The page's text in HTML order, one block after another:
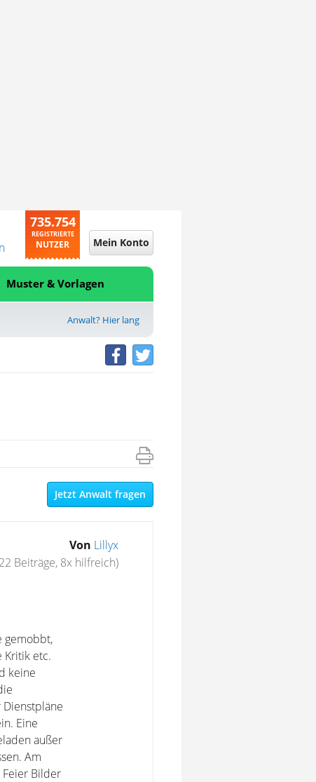
735.754
REGISTRIERTE
NUTZER Mein Konto
Muster & Vorlagen
Anwalt? Hier lang
Jetzt Anwalt fragen
Von Lillyx
Beiträge, 8x hilfreich)
gemobbt,
Kritik etc.
keine
Eine
außer
Am
Feier Bilder